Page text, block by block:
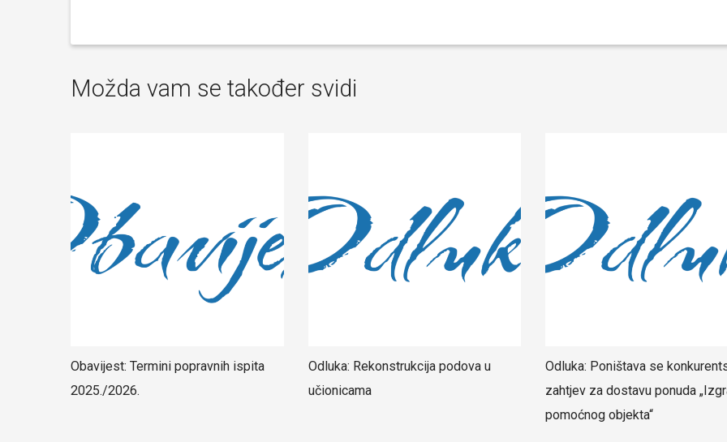
Možda vam se također svidi
Obavijest: Termini popravnih ispita
2025./2026.
Odluka: Rekonstrukcija podova u
učionicama
Odluka: Poništava se
zahtjev za dostavu ponuda
pomoćnog objekta“